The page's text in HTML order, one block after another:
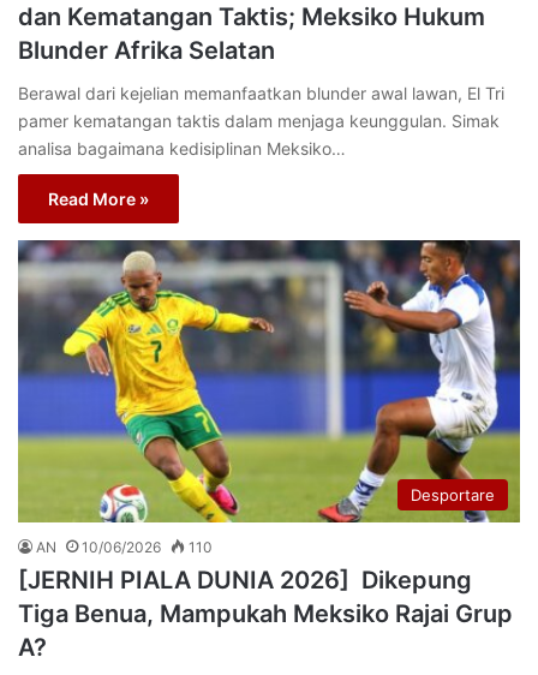
dan Kematangan Taktis; Meksiko Hukum
Blunder Afrika Selatan
Berawal dari kejelian memanfaatkan blunder awal lawan, El Tri
pamer kematangan taktis dalam menjaga keunggulan. Simak
analisa bagaimana kedisiplinan Meksiko…
Read More »
Desportare
AN 10/06/2026 110
[JERNIH PIALA DUNIA 2026] Dikepung
Tiga Benua, Mampukah Meksiko Rajai Grup
A?